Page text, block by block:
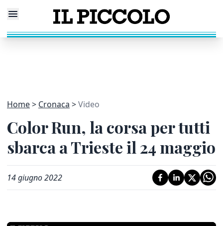
Home Cronaca Video
Color Run, la corsa per tutti
sbarca a Trieste il 24 maggio
14 giugno 2022